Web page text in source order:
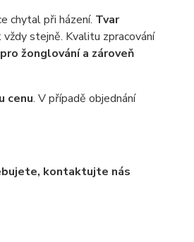
chytal při házení. Tvar
stejně. Kvalitu zpracování
žonglování a zároveň
cenu. V případě objednání
kontaktujte nás